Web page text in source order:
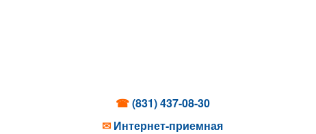
☎(831) 437-08-30
✉ Интернет-приемная